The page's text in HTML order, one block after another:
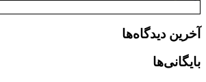
آخرین دیدگاه‌ها
بایگانی‌ها